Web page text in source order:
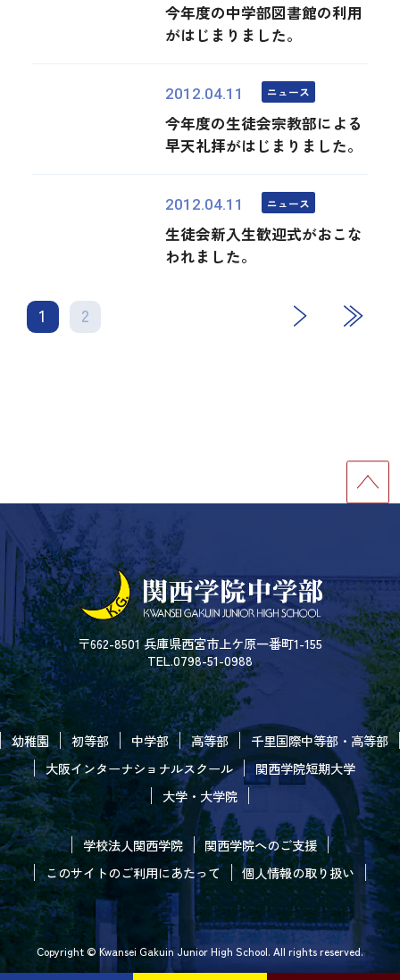
今年度の中学部図書館の利用
がはじまりました。
2012.04.11 ニュース
今年度の生徒会宗教部による
早天礼拝がはじまりました。
2012.04.11 ニュース
生徒会新入生歓迎式がおこな
われました。
1 2
〒662-8501 兵庫県西宮市上ケ原一番町1-155
TEL.0798-51-0988
幼稚園 初等部 中学部 高等部
千里国際中等部・高等部
大阪インターナショナルスクール
関西学院短期大学
大学・大学院
学校法人関西学院
関西学院へのご支援
このサイトのご利用にあたって
個人情報の取り扱い
Copyright © Kwansei Gakuin Junior High School. All rights reserved.